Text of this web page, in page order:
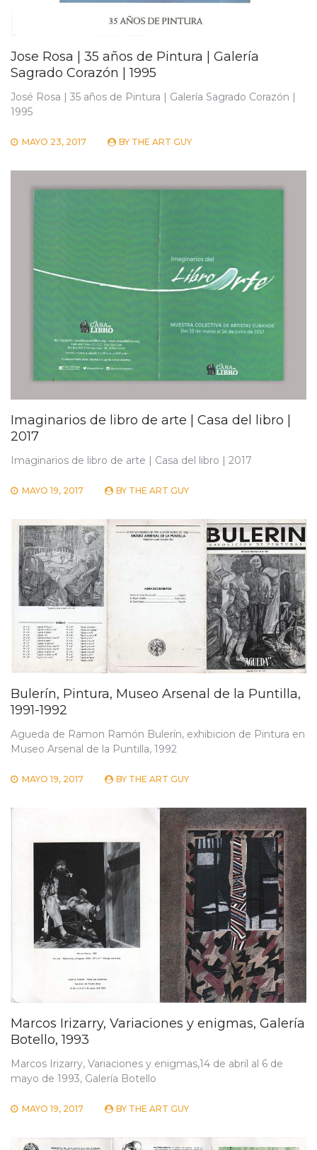
Jose Rosa | 35 años de Pintura | Galería
Sagrado Corazón | 1995
José Rosa | 35 años de Pintura | Galería Sagrado Corazón |
1995
MAYO 23, 2017 BY THE ART GUY
Imaginarios de libro de arte | Casa del libro |
2017
Imaginarios de libro de arte | Casa del libro | 2017
MAYO 19, 2017 BY THE ART GUY
Bulerín, Pintura, Museo Arsenal de la Puntilla,
1991-1992
Agueda de Ramon Ramón Bulerín, exhibicion de Pintura en
Museo Arsenal de la Puntilla, 1992
MAYO 19, 2017 BY THE ART GUY
Marcos Irizarry, Variaciones y enigmas, Galería
Botello, 1993
Marcos Irizarry, Variaciones y enigmas,14 de abril al 6 de
mayo de 1993, Galería Botello
MAYO 19, 2017 BY THE ART GUY